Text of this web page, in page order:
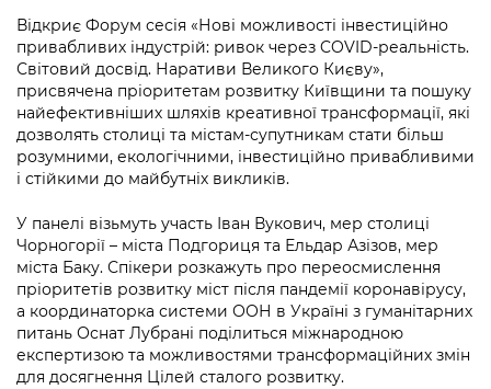
Промисловість і наука Києва
Підприємства, установи, організації
Kyiv International Relations
Річні звіти
Гендерна політика
Безбар'єрність
Київська міська військова адміністрація
Пам'ятки культурної спадщини
Портал Захисників та Захисниць
Безбар'єрність
Портал послуг
Міський застосунок Київ Цифровий
Важливе під час воєнного стану
«Ініціатива «Партнерство «Відкритий
Уряд» – місцевий рівень»
Важливе під час воєнного стану
Інформація для споживачів
Про відкриті дані
Портал даних Києва
Публічні дашборди
Відкриє Форум сесія «Нові можливості інвестиційно
привабливих індустрій: ривок через COVID-реальність.
Світовий досвід. Наративи Великого Києву»,
присвячена пріоритетам розвитку Київщини та пошуку
найефективніших шляхів креативної трансформації, які
дозволять столиці та містам-супутникам стати більш
розумними, екологічними, інвестиційно привабливими
і стійкими до майбутніх викликів.
У панелі візьмуть участь Іван Вукович, мер столиці
Чорногорії – міста Подгориця та Ельдар Азізов, мер
міста Баку. Спікери розкажуть про переосмислення
пріоритетів розвитку міст після пандемії коронавірусу,
а координаторка системи ООН в Україні з гуманітарних
питань Оснат Лубрані поділиться міжнародною
експертизою та можливостями трансформаційних змін
для досягнення Цілей сталого розвитку.